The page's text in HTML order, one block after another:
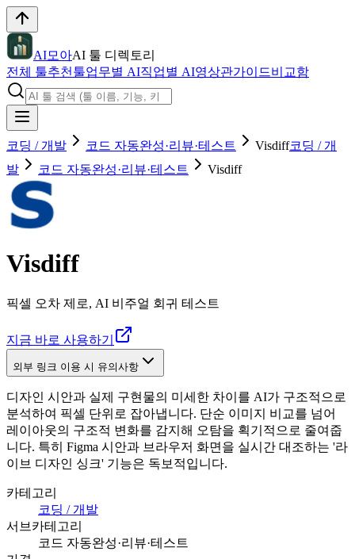
AI모아AI 툴 디렉토리
전체 툴추천툴업무별 AI직업별 AI영상관가이드비교함
코딩 / 개발 코드 자동완성·리뷰·테스트 Visdiff코딩 / 개
발
코드 자동완성·리뷰·테스트 Visdiff
Visdiff
픽셀 오차 제로, AI 비주얼 회귀 테스트
지금 바로 사용하기
외부 링크 이용 시 유의사항
디자인 시안과 실제 구현물의 미세한 차이를 AI가 구조적으로
분석하여 픽셀 단위로 잡아냅니다. 단순 이미지 비교를 넘어
레이아웃의 구조적 변화를 감지해 오탐을 획기적으로 줄여줍
니다. 특히 Figma 시안과 브라우저 화면을 실시간 대조하는 '라
이브 디자인 싱크' 기능은 독보적입니다.
카테고리
코딩 / 개발
서브카테고리
코드 자동완성·리뷰·테스트